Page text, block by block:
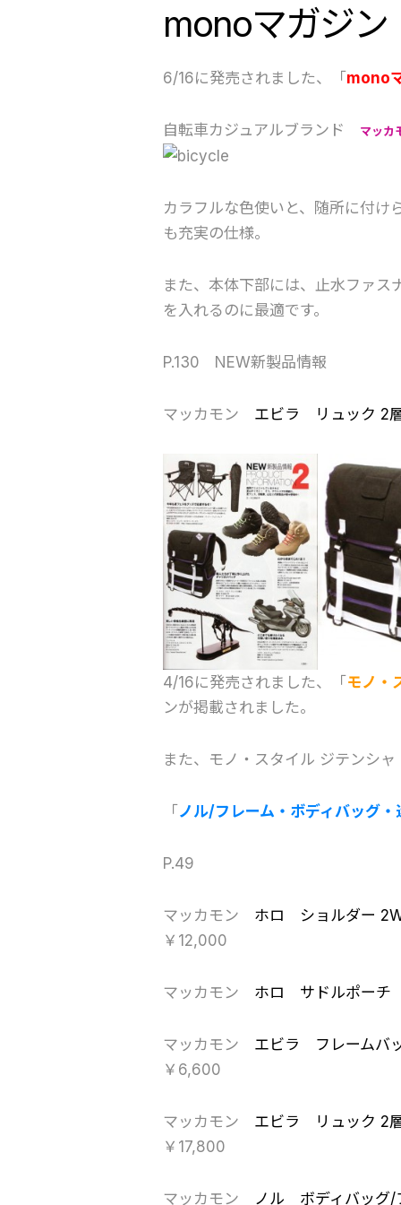
monoマガジ
6/16に発売されました、「 mono
自転車カジュアルブランド マッカ
カラフルな色使いと、随所に付け
も充実の仕様。
また、本体下部には、止水ファス
を入れるのに最適です。
P.130 NEW新製品情報
マッカモン エビラ リュック 2
4/16に発売されました、「 モノ
ンが掲載されました。
また、モノ・スタイル ジテンシ
「 ノル/フレーム・ボディバッグ
P.49
マッカモン ホロ ショルダー
￥12,000
マッカモン ホロ サドルポーチ
マッカモン エビラ フレームバ
￥6,600
マッカモン エビラ リュック 2
￥17,800
マッカモン ノル ボディバッグ/